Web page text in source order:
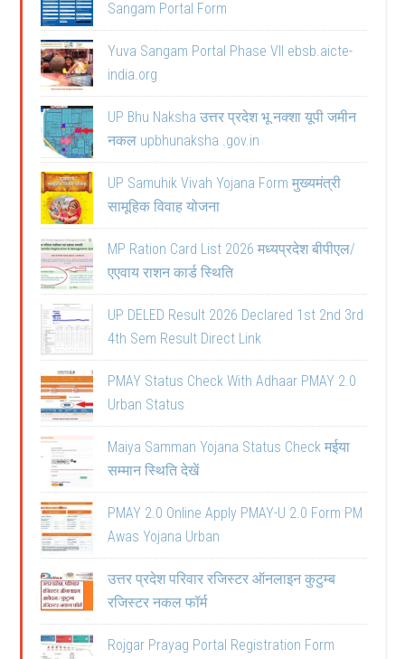
Sangam Portal Form
Yuva Sangam Portal Phase VII ebsb.aicte-
india.org
UP Bhu Naksha उत्तर प्रदेश भू नक्शा यूपी जमीन
नकल upbhunaksha .gov.in
UP Samuhik Vivah Yojana Form मुख्यमंत्री
सामूहिक विवाह योजना
MP Ration Card List 2026 मध्यप्रदेश बीपीएल/
एएवाय राशन कार्ड स्थिति
UP DELED Result 2026 Declared 1st 2nd 3rd
4th Sem Result Direct Link
PMAY Status Check With Adhaar PMAY 2.0
Urban Status
Maiya Samman Yojana Status Check मईया
सम्मान स्थिति देखें
PMAY 2.0 Online Apply PMAY-U 2.0 Form PM
Awas Yojana Urban
उत्तर प्रदेश परिवार रजिस्टर ऑनलाइन कुटुम्ब
रजिस्टर नकल फॉर्म
Rojgar Prayag Portal Registration Form